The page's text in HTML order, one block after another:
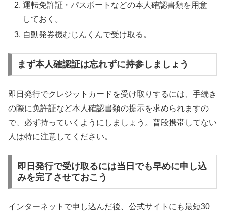
運転免許証・パスポートなどの本人確認書類を用意
しておく。
自動発券機むじんくんで受け取る。
まず本人確認証は忘れずに持参しましょう
即日発行でクレジットカードを受け取りするには、手続き
の際に免許証など本人確認書類の提示を求められますの
で、必ず持っていくようにしましょう。普段携帯してない
人は特に注意してください。
即日発行で受け取るには当日でも早めに申し込
みを完了させておこう
インターネットで申し込んだ後、公式サイトにも最短30